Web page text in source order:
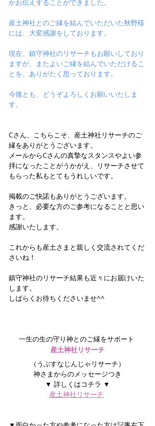
かお伝えすることができました。
産土神社とのご縁を結んでいただいた秋野様
には、大変感謝をしております。
現在、鎮守神社のリサーチもお願いしており
ますが、またよいご縁を結んでいただけるこ
とを、ありがたく思っております。
今後とも、どうぞよろしくお願いいたしま
す。
Cさん、こちらこそ、産土神社リサーチのご
縁をありがとうございます。
メールからCさんの真摯なスタンスやよい参
拝になったことがうかがえ、リサーチさせて
もらった私もとてもうれしいです。
掲載のご快諾もありがとうございます。
きっと、必要な方のご参考になることと思い
ます。
感謝いたします。
これからも産土さまと親しく交流されてくだ
さいね！
鎮守神社のリサーチ結果も近々にお届けいた
します。
しばらくお待ちくださいませ^^
一生の生の守り神とのご縁をサポート
産土神社リサーチ
（うぶすなじんじゃリサーチ）
神さまからのメッセージつき
▼ 詳しくはコチラ ▼
産土神社リサーチ